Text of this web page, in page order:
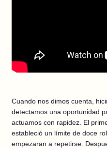
Cuando nos dimos cuenta,
detectamos una oportunidad
actuamos con rapidez. El
estableció un límite de doce
empezaran a repetirse.